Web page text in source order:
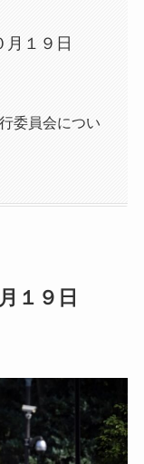
１９日
委員会につい
１９日